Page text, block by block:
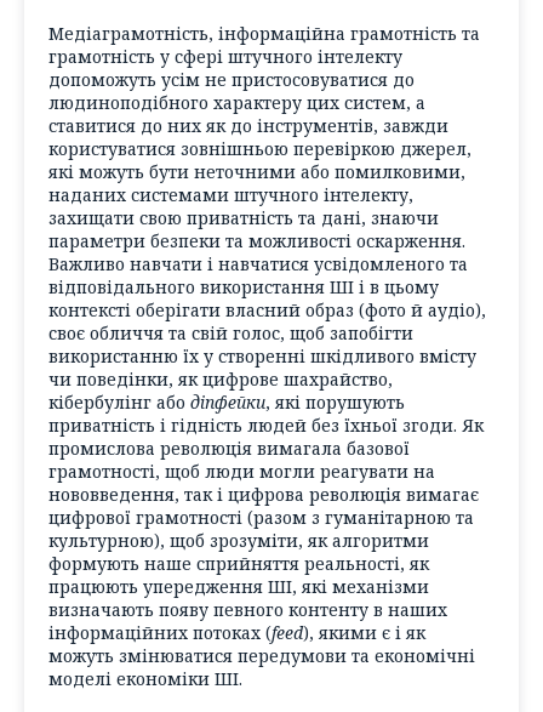
Медіаграмотність, інформаційна грамотність та
грамотність у сфері штучного інтелекту
допоможуть усім не пристосовуватися до
людиноподібного характеру цих систем, а
ставитися до них як до інструментів, завжди
користуватися зовнішньою перевіркою джерел,
які можуть бути неточними або помилковими,
наданих системами штучного інтелекту,
захищати свою приватність та дані, знаючи
параметри безпеки та можливості оскарження.
Важливо навчати і навчатися усвідомленого та
відповідального використання ШІ і в цьому
контексті оберігати власний образ (фото й аудіо),
своє обличчя та свій голос, щоб запобігти
використанню їх у створенні шкідливого вмісту
чи поведінки, як цифрове шахрайство,
кібербулінг або діпфейки, які порушують
приватність і гідність людей без їхньої згоди. Як
промислова революція вимагала базової
грамотності, щоб люди могли реагувати на
нововведення, так і цифрова революція вимагає
цифрової грамотності (разом з гуманітарною та
культурною), щоб зрозуміти, як алгоритми
формують наше сприйняття реальності, як
працюють упередження ШІ, які механізми
визначають появу певного контенту в наших
інформаційних потоках (feed), якими є і як
можуть змінюватися передумови та економічні
моделі економіки ШІ.